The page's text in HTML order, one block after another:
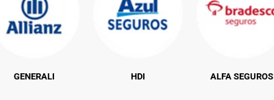
GENERALI HDI ALFA SEGUROS